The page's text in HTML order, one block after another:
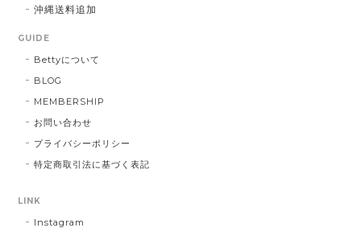
沖縄送料追加
GUIDE
Bettyについて
BLOG
MEMBERSHIP
お問い合わせ
プライバシーポリシー
特定商取引法に基づく表記
LINK
Instagram